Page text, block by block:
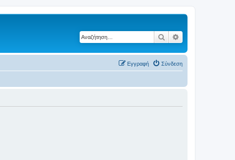
Αναζήτηση
Σύνδεση
Εγγραφή